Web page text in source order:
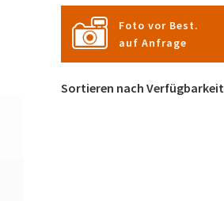
Foto vor Best.
auf Anfrage
Sortieren nach Verfügbarkeit